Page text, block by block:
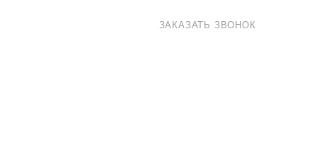
ЗАКАЗАТЬ ЗВОНОК